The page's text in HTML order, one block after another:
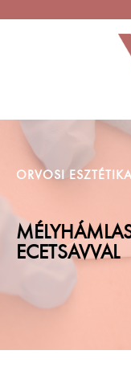
ORVOSI
ECETSAVVAL